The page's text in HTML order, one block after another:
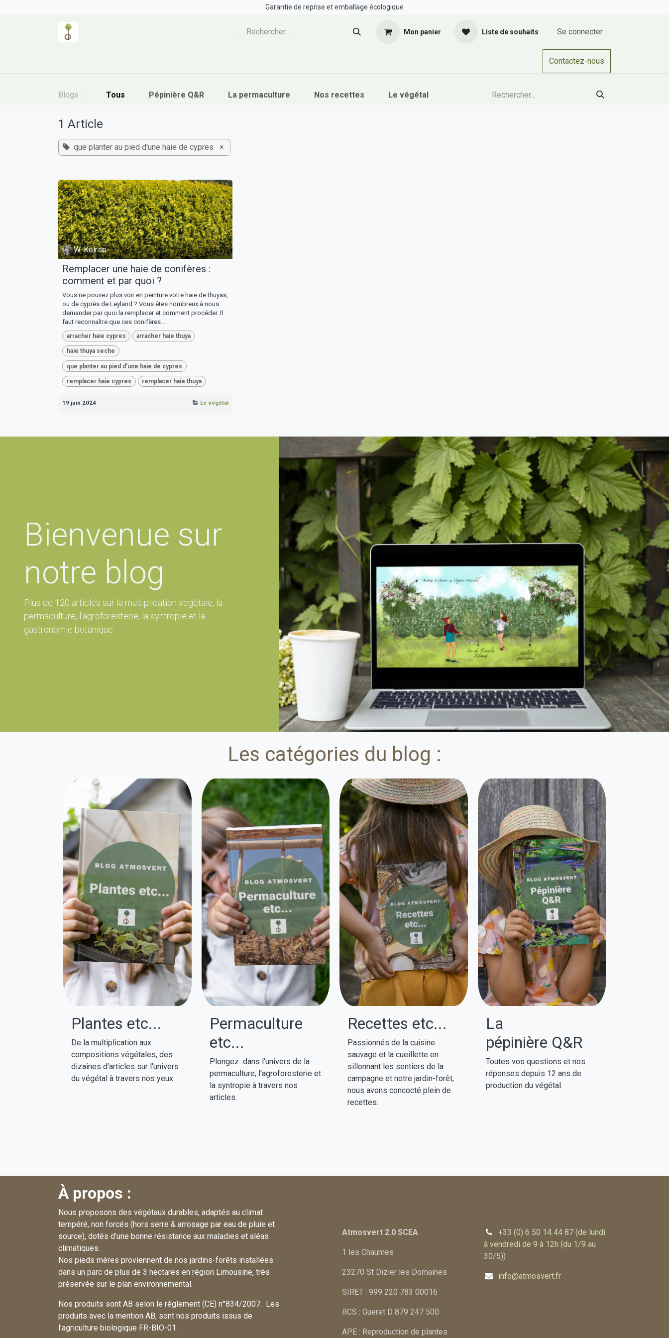
Garantie de reprise et emballage écologique
Mon panier Liste de souhaits Se connecter
Cours
Contactez-nous
Blogs : Tous Pépinière Q&R La permaculture Nos recettes Le végétal
1 Article
que planter au pied d'une haie de cypres ×
W. Keirse
Remplacer une haie de conifères :
comment et par quoi ?
Vous ne pouvez plus voir en peinture votre haie de thuyas,
ou de cyprès de Leyland ? Vous êtes nombreux à nous
demander par quoi la remplacer et comment procéder. Il
faut reconnaître que ces conifères...
arracher haie cypres arracher haie thuya
haie thuya seche
que planter au pied d'une haie de cypres
remplacer haie cypres remplacer haie thuya
19 juin 2024 Le végétal
Bienvenue sur
notre blog
Plus de 120 articles sur la multiplication végétale, la
permaculture, l'agroforesterie, la syntropie et la
gastronomie botanique.
Les catégories du blog :
Plantes etc...
De la multiplication aux
compositions végétales, des
dizaines d'articles sur l'univers
du végétal à travers nos yeux.
Recettes etc...
Passionnés de la cuisine
sauvage et la cueillette en
sillonnant les sentiers de la
campagne et notre jardin-forêt,
nous avons concocté plein de
recettes.
La
pépinière Q&R
Toutes vos questions et nos
réponses depuis 12 ans de
production du végétal.
Permaculture
etc...
Plongez dans l'univers de la
permaculture, l'agroforesterie et
la syntropie à travers nos
articles.
À propos :
Nous proposons des végétaux durables, adaptés au climat
tempéré, non forcés (hors serre & arrosage par eau de pluie et
source), dotés d’une bonne résistance aux maladies et aléas
climatiques.
Nos pieds mères proviennent de nos jardins-forêts installées
dans un parc de plus de 3 hectares en région Limousine, très
préservée sur le plan environnemental.
Nos produits sont AB selon le règlement (CE) n°834/2007. Les
produits avec la mention AB, sont nos produits issus de
l'agriculture biologique FR-BIO-01.
Atmosvert 2.0 SCEA
1 les Chaumes
23270 St Dizier les Domaines
SIRET : 999 220 783 00016
RCS : Gueret D 879 247 500
APE : Reproduction de plantes
+33 (0) 6 50 14 44 87 (de lundi
à vendredi de 9 à 12h (du 1/9 au
30/5))
info@atmosvert.fr